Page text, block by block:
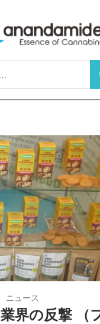
ニュース
界の反撃 （